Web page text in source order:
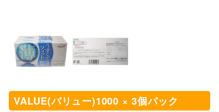
VALUE(バリュー)1000 × 3個パック